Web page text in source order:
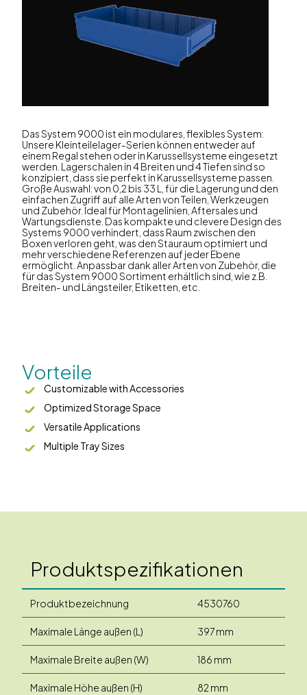
Das System 9000 ist ein modulares, flexibles System:
Unsere Kleinteilelager-Serien können entweder auf
einem Regal stehen oder in Karussellsysteme eingesetzt
werden. Lagerschalen in 4 Breiten und 4 Tiefen sind so
konzipiert, dass sie perfekt in Karussellsysteme passen.
Große Auswahl: von 0,2 bis 33 L, für die Lagerung und den
einfachen Zugriff auf alle Arten von Teilen, Werkzeugen
und Zubehör. Ideal für Montagelinien, Aftersales und
Wartungsdienste. Das kompakte und clevere Design des
Systems 9000 verhindert, dass Raum zwischen den
Boxen verloren geht, was den Stauraum optimiert und
mehr verschiedene Referenzen auf jeder Ebene
ermöglicht. Anpassbar dank aller Arten von Zubehör, die
für das System 9000 Sortiment erhältlich sind, wie z.B.
Breiten- und Längsteiler, Etiketten, etc.
Vorteile
Customizable with Accessories
Optimized Storage Space
Versatile Applications
Multiple Tray Sizes
Produktspezifikationen
Produktbezeichnung 4530760
Maximale Länge außen (L) 397 mm
Maximale Breite außen (W) 186 mm
Maximale Höhe außen (H) 82 mm